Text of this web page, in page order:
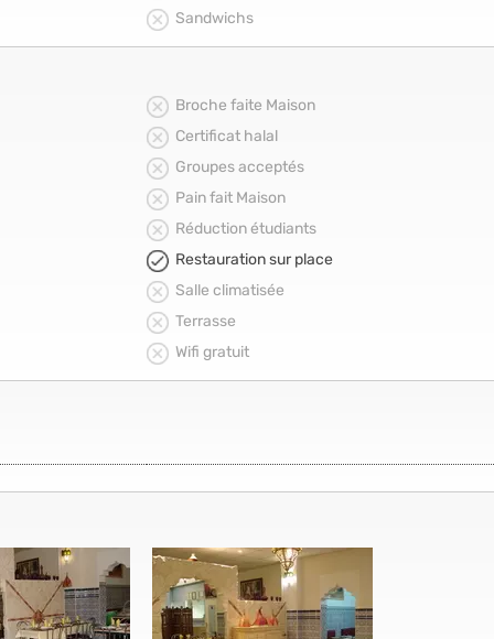
Sandwichs
Broche faite Maison
Certificat halal
Groupes acceptés
Pain fait Maison
Réduction étudiants
Restauration sur place
Salle climatisée
Terrasse
Wifi gratuit